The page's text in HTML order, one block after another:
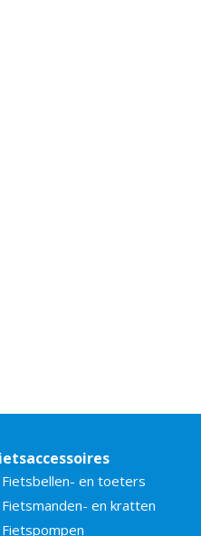
Fietsbellen- en toeters
Fietsmanden- en kratten
Fietspompen